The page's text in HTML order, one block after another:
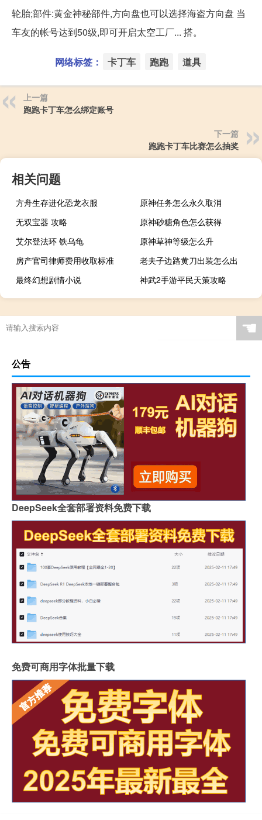
轮胎;部件:黄金神秘部件,方向盘也可以选择海盗方向盘 当
车友的帐号达到50级,即可开启太空工厂... 搭。
网络标签： 卡丁车 跑跑 道具
上一篇
跑跑卡丁车怎么绑定账号
下一篇
跑跑卡丁车比赛怎么抽奖
相关问题
方舟生存进化恐龙衣服
原神任务怎么永久取消
无双宝器 攻略
原神砂糖角色怎么获得
艾尔登法环 铁乌龟
原神草神等级怎么升
房产官司律师费用收取标准
老夫子边路黄刀出装怎么出
最终幻想剧情小说
神武2手游平民天策攻略
☚
公告
DeepSeek全套部署资料免费下载
免费可商用字体批量下载